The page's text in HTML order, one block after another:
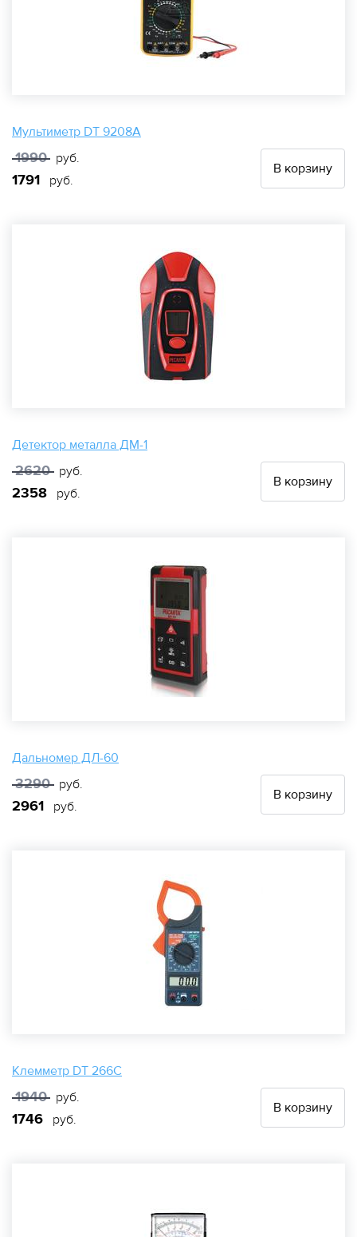
Мультиметр DT 9208A
1990 руб.
1791 руб.
В корзину
Детектор металла ДМ-1
2620 руб.
2358 руб.
В корзину
Дальномер ДЛ-60
3290 руб.
2961 руб.
В корзину
Клемметр DT 266C
1940 руб.
1746 руб.
В корзину